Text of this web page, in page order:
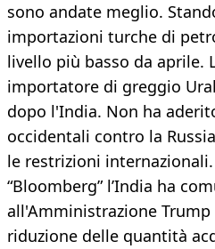
sono andate meglio.
importazioni turche di
livello più basso da aprile.
importatore di greggio
dopo l'India. Non ha
occidentali contro la
le restrizioni
“Bloomberg” l’India ha
all'Amministrazione
riduzione delle quantità